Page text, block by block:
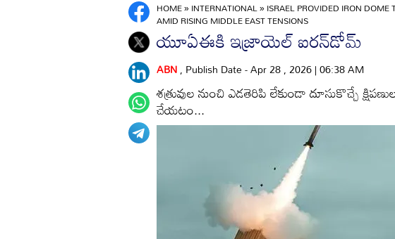
HOME»INTERNATIONAL»ISRAEL PROVIDED IRON
AMID RISING MIDDLE EAST TENSIONS
యూఏఈకి ఇజ్రాయెల్‌ ఐరన్‌డోమ్‌
ABN, Publish Date - Apr 28 , 2026 | 06:38 AM
శత్రువుల నుంచి ఎడతెరిపి లేకుండా దూసుకొచ్చే
చేయటం...